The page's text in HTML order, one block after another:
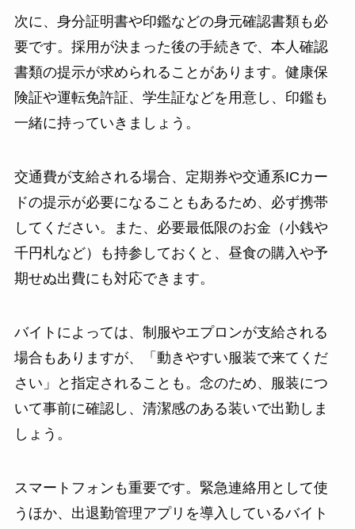
次に、身分証明書や印鑑などの身元確認書類も必
要です。採用が決まった後の手続きで、本人確認
書類の提示が求められることがあります。健康保
険証や運転免許証、学生証などを用意し、印鑑も
一緒に持っていきましょう。
交通費が支給される場合、定期券や交通系ICカー
ドの提示が必要になることもあるため、必ず携帯
してください。また、必要最低限のお金（小銭や
千円札など）も持参しておくと、昼食の購入や予
期せぬ出費にも対応できます。
バイトによっては、制服やエプロンが支給される
場合もありますが、「動きやすい服装で来てくだ
さい」と指定されることも。念のため、服装につ
いて事前に確認し、清潔感のある装いで出勤しま
しょう。
スマートフォンも重要です。緊急連絡用として使
うほか、出退勤管理アプリを導入しているバイト